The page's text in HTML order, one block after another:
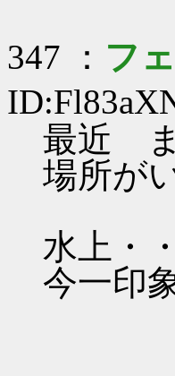
347 ： フ
最近 ま
場所が
水上・
今一印